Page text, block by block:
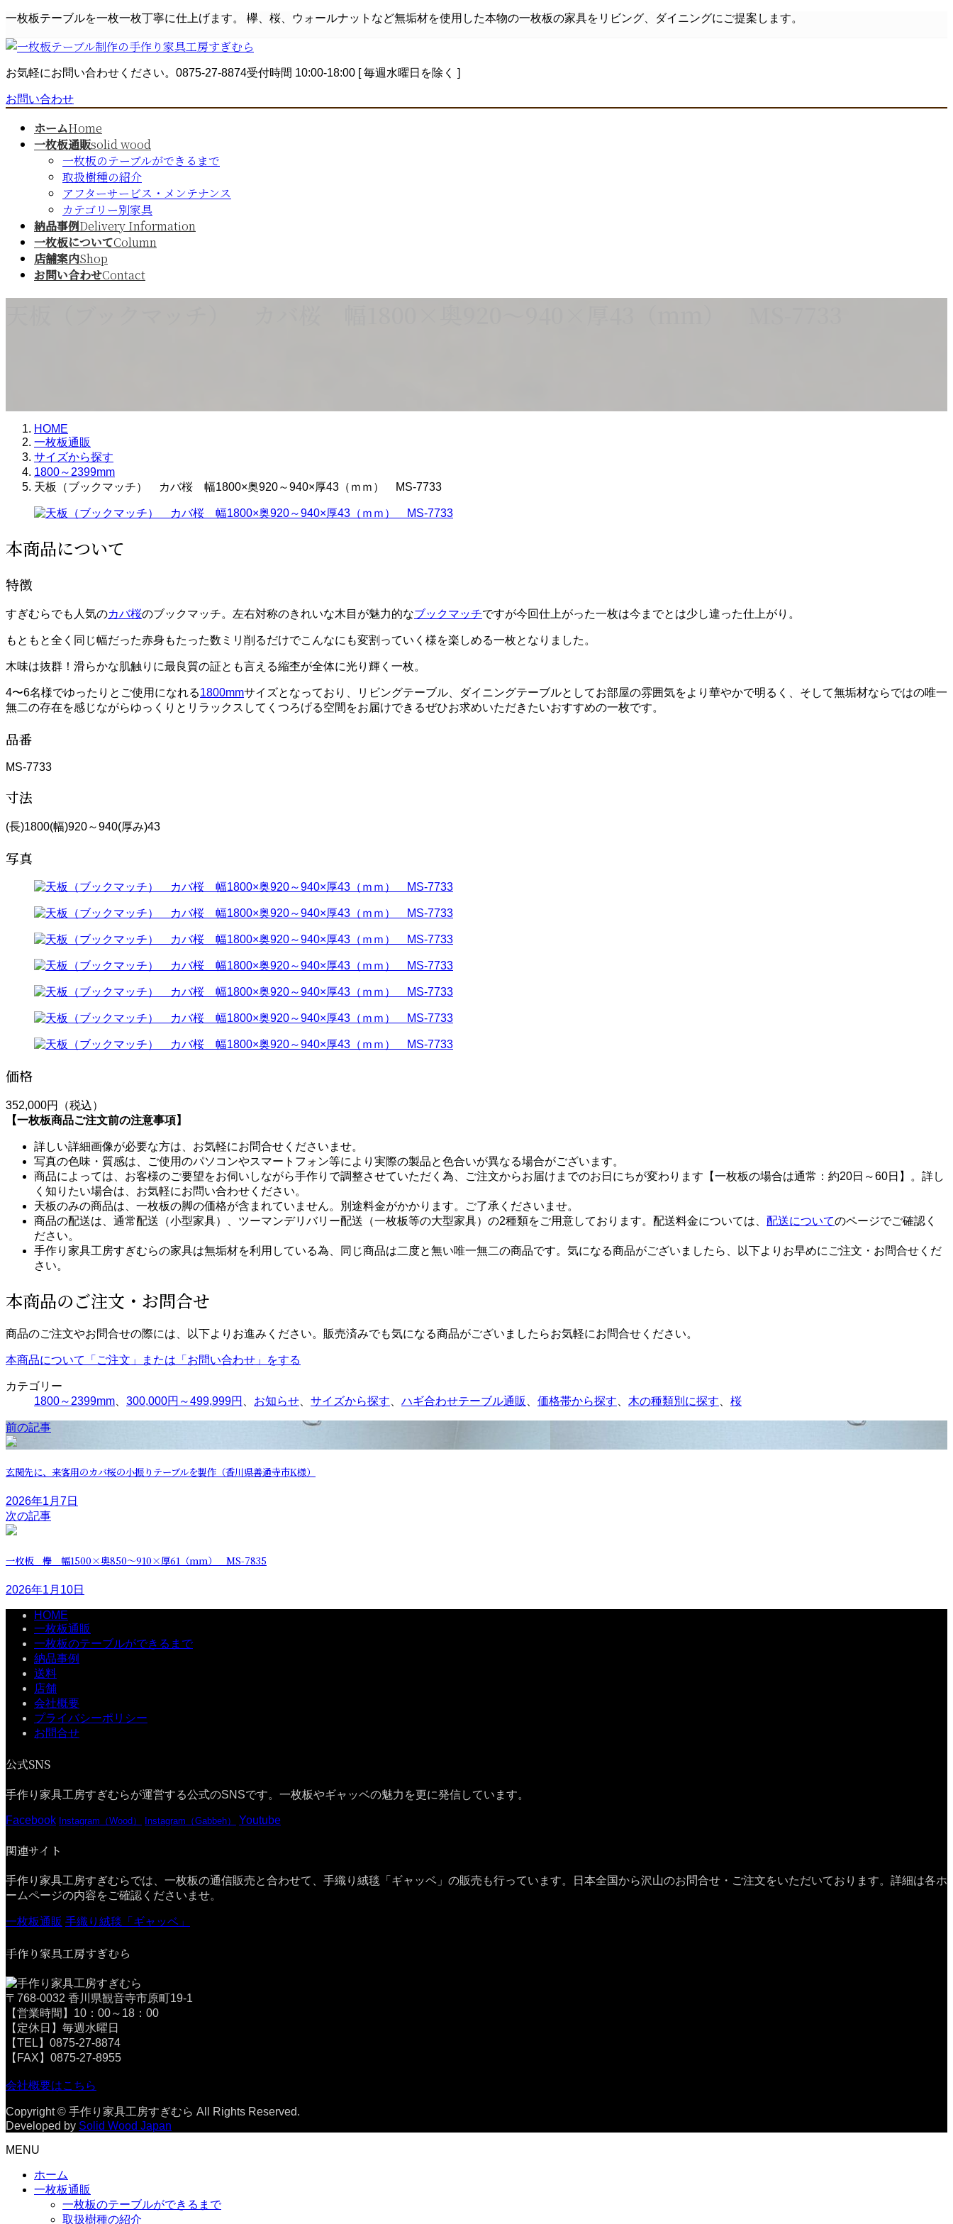
コ
テ
ツ
へ
ス
ナ
ゲ
シ
ョ
ン
一枚板テーブルを一枚一枚丁寧に仕上げます。 欅、桜、ウォールナットなど無垢材を使用した本物の一枚板の家具をリビング、ダイニングにご提案します。
お気軽にお問い合わせください。 0875-27-8874受付時間 10:00-18:00 [ 毎週水曜日を除く ]
お問い合わせ
ホームHome
一枚板通販solid wood
一枚板のテーブルができるまで
取扱樹種の紹介
アフターサービス・メンテナンス
カテゴリー別家具
納品事例Delivery Information
一枚板についてColumn
店舗案内Shop
お問い合わせContact
HOME
一枚板通販
サイズから探す
1800～2399mm
天板（ブックマッチ） カバ桜 幅1800×奥920～940×厚43（ｍｍ） MS-7733
本商品について
特徴
すぎむらでも人気のカバ桜のブックマッチ。左右対称のきれいな木目が魅力的なブックマッチですが今回仕上がった一枚は今までとは少し違った仕上がり。
もともと全く同じ幅だった赤身もたった数ミリ削るだけでこんなにも変割っていく様を楽しめる一枚となりました。
木味は抜群！滑らかな肌触りに最良質の証とも言える縮杢が全体に光り輝く一枚。
4〜6名様でゆったりとご使用になれる1800mmサイズとなっており、リビングテーブル、ダイニングテーブルとしてお部屋の雰囲気をより華やかで明るく、そして無垢材ならではの唯一
無二の存在を感じながらゆっくりとリラックスしてくつろげる空間をお届けできるぜひお求めいただきたいおすすめの一枚です。
品番
MS-7733
寸法
(長)1800(幅)920～940(厚み)43
写真
価格
352,000円（税込）
【一枚板商品ご注文前の注意事項】
詳しい詳細画像が必要な方は、お気軽にお問合せくださいませ。
写真の色味・質感は、ご使用のパソコンやスマートフォン等により実際の製品と色合いが異なる場合がございます。
商品によっては、お客様のご要望をお伺いしながら手作りで調整させていただく為、ご注文からお届けまでのお日にちが変わります【一枚板の場合は通常：約20日～60日】。詳し
く知りたい場合は、お気軽にお問い合わせください。
天板のみの商品は、一枚板の脚の価格が含まれていません。別途料金がかかります。ご了承くださいませ。
商品の配送は、通常配送（小型家具）、ツーマンデリバリー配送（一枚板等の大型家具）の2種類をご用意しております。配送料金については、 配送についてのページでご確認く
ださい。
手作り家具工房すぎむらの家具は無垢材を利用している為、同じ商品は二度と無い唯一無二の商品です。気になる商品がございましたら、以下よりお早めにご注文・お問合せくだ
さい。
本商品のご注文・お問合せ
商品のご注文やお問合せの際には、以下よりお進みください。販売済みでも気になる商品がございましたらお気軽にお問合せください。
本商品について「ご注文」または「お問い合わせ」をする
カテゴリー
1800～2399mm
300,000円～499,999円 お知らせ サイズから探す ハギ合わせテーブル通販 価格帯から探す 木の種類別に探す 桜
前の記事
玄関先に、来客用のカバ桜の小振りテーブルを製作（香川県善通寺市K様）
2026年1月7日
次の記事
一枚板 欅 幅1500×奥850～910×厚61（ｍｍ） MS-7835
2026年1月10日
HOME
一枚板通販
一枚板のテーブルができるまで
納品事例
送料
店舗
会社概要
プライバシーポリシー
お問合せ
公式SNS
手作り家具工房すぎむらが運営する公式のSNSです。一枚板やギャッベの魅力を更に発信しています。
Facebook Instagram（Wood） Instagram（Gabbeh） Youtube
関連サイト
手作り家具工房すぎむらでは、一枚板の通信販売と合わせて、手織り絨毯「ギャッベ」の販売も行っています。日本全国から沢山のお問合せ・ご注文をいただいております。詳細は各ホ
ームページの内容をご確認くださいませ。
一枚板通販 手織り絨毯「ギャッベ」
手作り家具工房すぎむら
〒768-0032 香川県観音寺市原町19-1
【営業時間】10：00～18：00
【定休日】毎週水曜日
【TEL】0875-27-8874
【FAX】0875-27-8955
会社概要はこちら
Copyright © 手作り家具工房すぎむら All Rights Reserved.
Developed by Solid Wood Japan
MENU
ホーム
一枚板通販
一枚板のテーブルができるまで
取扱樹種の紹介